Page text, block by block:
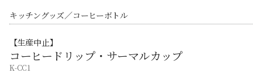
キッチングッズ コーヒーボトル
【生産中止】
コーヒードリップ・サーマルカップ
K-CC1